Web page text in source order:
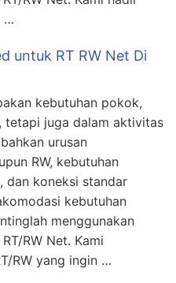
…
untuk RT RW Net Di
kebutuhan pokok,
tetapi juga dalam aktivitas
urusan
RW, kebutuhan
dan koneksi standar
kebutuhan
menggunakan
RW Net. Kami
RW yang ingin …